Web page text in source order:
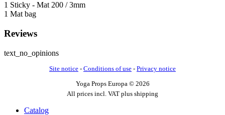
1 Sticky - Mat 200 / 3mm
1 Mat bag
Reviews
text_no_opinions
Site notice - Conditions of use - Privacy notice
Yoga Props Europa © 2026
All prices incl. VAT plus shipping
Catalog